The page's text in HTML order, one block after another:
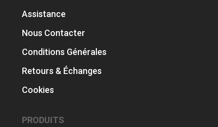
Assistance
Nous Contacter
Conditions Générales
Retours & Échanges
Cookies
PRODUITS